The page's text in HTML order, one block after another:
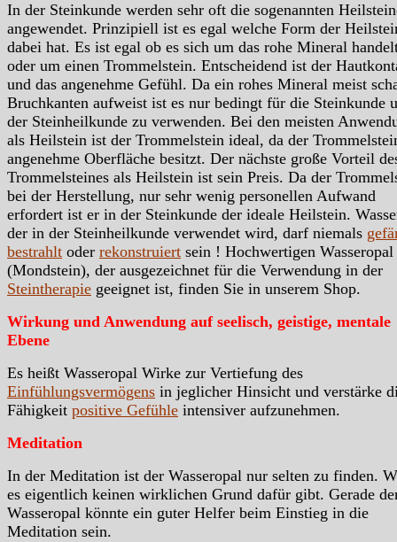
In der Steinkunde werden sehr oft die sogenannten
angewendet. Prinzipiell ist es egal welche Form der
dabei hat. Es ist egal ob es sich um das rohe Mineral
oder um einen Trommelstein. Entscheidend ist der
und das angenehme Gefühl. Da ein rohes Mineral meist
Bruchkanten aufweist ist es nur bedingt für die Steinkunde
der Steinheilkunde zu verwenden. Bei den meisten
als Heilstein ist der Trommelstein ideal, da der
angenehme Oberfläche besitzt. Der nächste große Vorteil
Trommelsteines als Heilstein ist sein Preis. Da der
bei der Herstellung, nur sehr wenig personellen Aufwand
erfordert ist er in der Steinkunde der ideale Heilstein.
der in der Steinheilkunde verwendet wird, darf niemals
bestrahlt oder rekonstruiert sein ! Hochwertigen Wasseropal
(Mondstein), der ausgezeichnet für die Verwendung in der
Steintherapie geeignet ist, finden Sie in unserem Shop.
Wirkung und Anwendung auf seelisch, geistige, mentale
Ebene
Es heißt Wasseropal Wirke zur Vertiefung des
Einfühlungsvermögens in jeglicher Hinsicht und verstärke
Fähigkeit positive Gefühle intensiver aufzunehmen.
Meditation
In der Meditation ist der Wasseropal nur selten zu finden.
es eigentlich keinen wirklichen Grund dafür gibt. Gerade
Wasseropal könnte ein guter Helfer beim Einstieg in die
Meditation sein.